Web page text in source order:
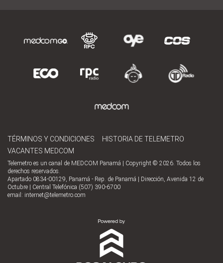
TÉRMINOS Y CONDICIONES
HISTORIA DE TELEMETRO
VACANTES MEDCOM
Telemetro es un canal de MEDCOM Panamá | Copyright © 2026. Todos los
derechos reservados.
Apartado 0834-00129, Panamá - Rep. de Panamá | Dirección, Avenida 12 de
Octubre | Central Telefónica (507) 390-6700
email: internet@telemetro.com